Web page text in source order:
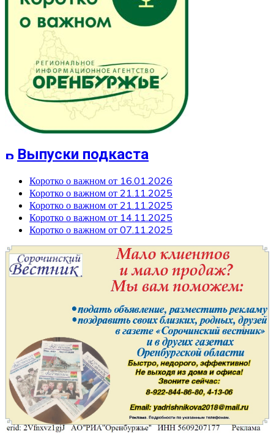
Выпуски подкаста
Коротко о важном от 16.01.2026
Коротко о важном от 21.11.2025
Коротко о важном от 21.11.2025
Коротко о важном от 14.11.2025
Коротко о важном от 07.11.2025